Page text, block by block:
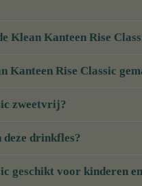
Klean Kanteen Rise
Kanteen Rise Classic
zweetvrij?
drinkfles?
geschikt voor kinderen